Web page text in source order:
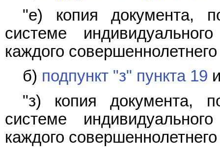
"е) копия документа,
системе
каждого
б) подпункт "з" пункта 19
"з) копия документа,
системе
каждого